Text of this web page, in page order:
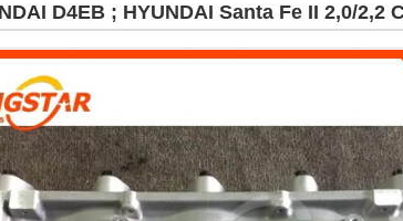
D4EB ; HYUNDAI Santa Fe II 2,0/2,2